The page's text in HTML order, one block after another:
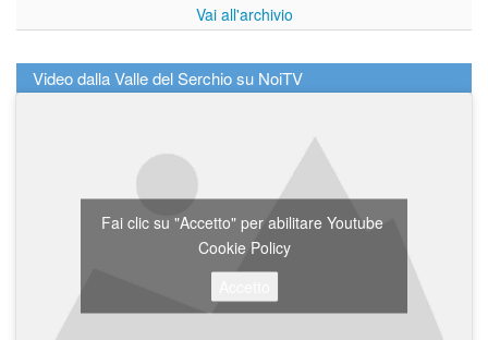
Vai all'archivio
Video dalla Valle del Serchio su NoiTV
Fai clic su "Accetto" per abilitare Youtube
Cookie Policy